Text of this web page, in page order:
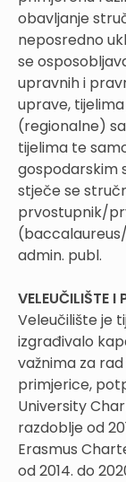
obavljanje
neposredno
se
upravnih i
uprave,
(regionalne)
tijelima te
gospodarskim
stječe se
prvostupnik/
admin. publ.
VELEUČILIŠTE I
Veleučilište je
izgrađivalo
važnima za
primjerice,
University
razdoblje od
Erasmus
od 2014. do